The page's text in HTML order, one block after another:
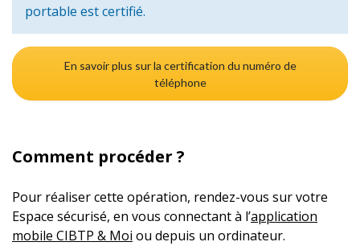
portable est certifié.
En savoir plus sur la certification du numéro de
téléphone
Comment procéder ?
Pour réaliser cette opération, rendez-vous sur votre
Espace sécurisé, en vous connectant à l’application
mobile CIBTP & Moi ou depuis un ordinateur.